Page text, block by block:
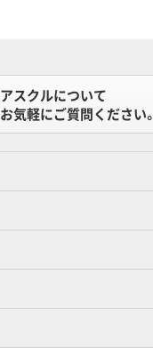
アスクルについて
お気軽にご質問ください。